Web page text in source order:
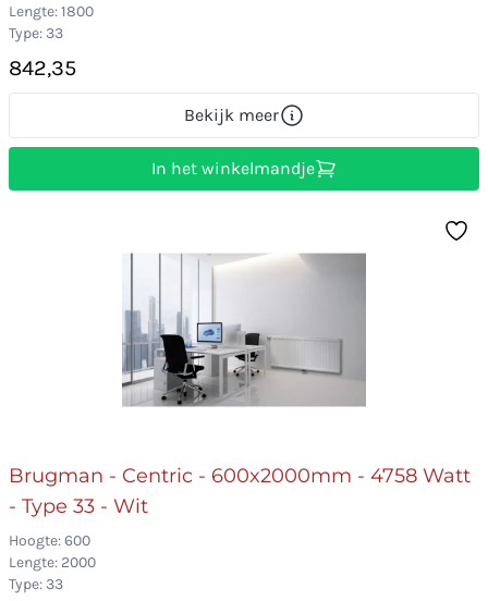
Lengte: 1800
Type: 33
842,35
Bekijk meer
In het winkelmandje
Brugman - Centric - 600x2000mm - 4758 Watt
- Type 33 - Wit
Hoogte: 600
Lengte: 2000
Type: 33